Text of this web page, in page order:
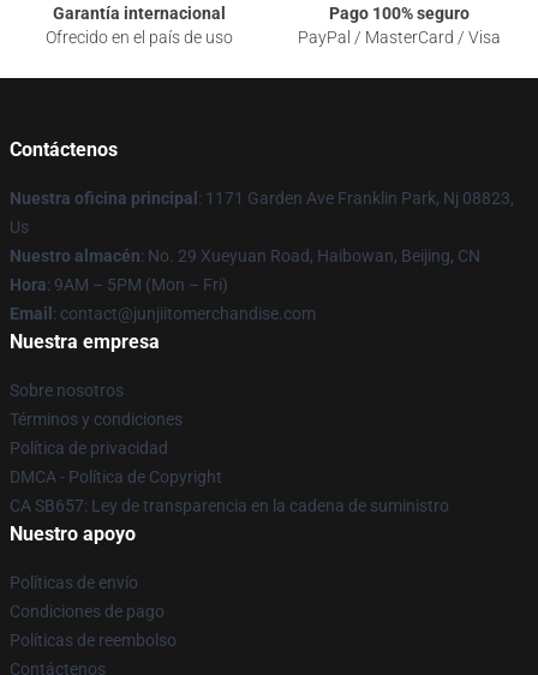
Garantía internacional
Ofrecido en el país de uso
Pago 100% seguro
PayPal / MasterCard / Visa
Contáctenos
Nuestra oficina principal : 1171 Garden Ave Franklin Park, Nj 08823,
Us
Nuestro almacén: No. 29 Xueyuan Road, Haibowan, Beijing, CN
Hora: 9AM – 5PM (Mon – Fri)
Email : contact@junjiitomerchandise.com
Nuestra empresa
Sobre nosotros
Términos y condiciones
Política de privacidad
DMCA - Política de Copyright
CA SB657: Ley de transparencia en la cadena de suministro
Nuestro apoyo
Políticas de envío
Condiciones de pago
Políticas de reembolso
Contáctenos